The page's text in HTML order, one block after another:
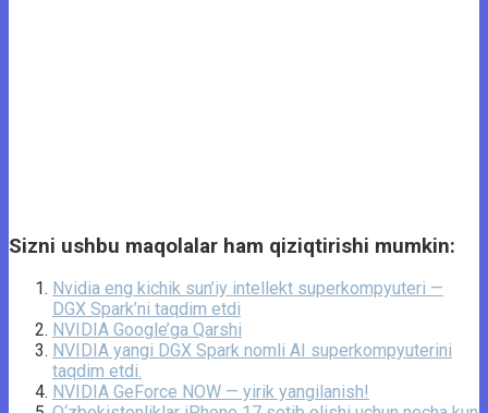
Sizni ushbu maqolalar ham qiziqtirishi mumkin:
Nvidia eng kichik sun’iy intellekt superkompyuteri —
DGX Spark’ni taqdim etdi
NVIDIA Google’ga Qarshi
NVIDIA yangi DGX Spark nomli AI superkompyuterini
taqdim etdi.
NVIDIA GeForce NOW — yirik yangilanish!